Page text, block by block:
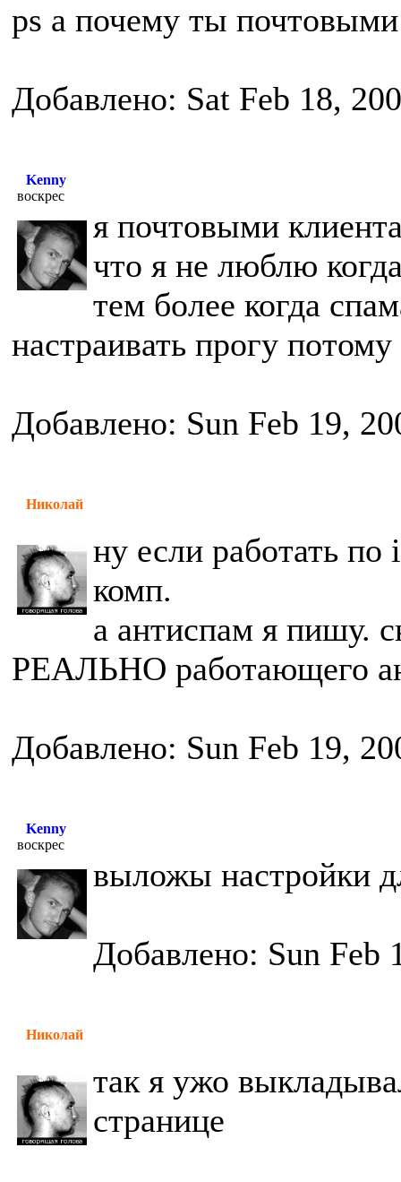
ps а почему ты
Добавлено: Sat Feb 18,
Kenny
воскрес
я почтовыми
что я не люблю
тем более когда
настраивать прогу
Добавлено: Sun Feb 19,
Николай
ну если работать по
комп.
а антиспам я пишу.
РЕАЛЬНО работающего
Добавлено: Sun Feb 19,
Kenny
воскрес
выложы настройки
Добавлено: Sun Feb
Николай
так я ужо
странице